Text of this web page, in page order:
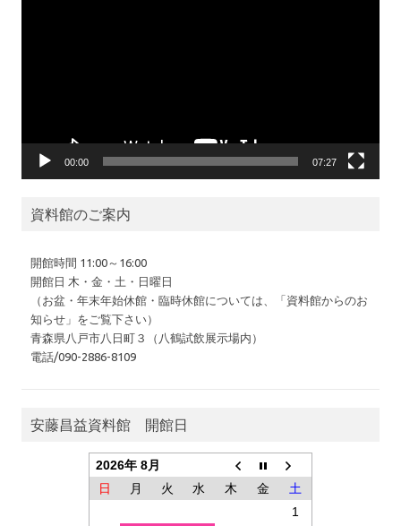
00:00 07:27
資料館のご案内
開館時間 11:00～16:00
開館日 木・金・土・日曜日
（お盆・年末年始休館・臨時休館については、「資料館からのお
知らせ」をご覧下さい）
青森県八戸市八日町３（八鶴試飲展示場内）
電話/090-2886-8109
安藤昌益資料館 開館日
2026年 8月
日
月 火 水 木 金
土
1